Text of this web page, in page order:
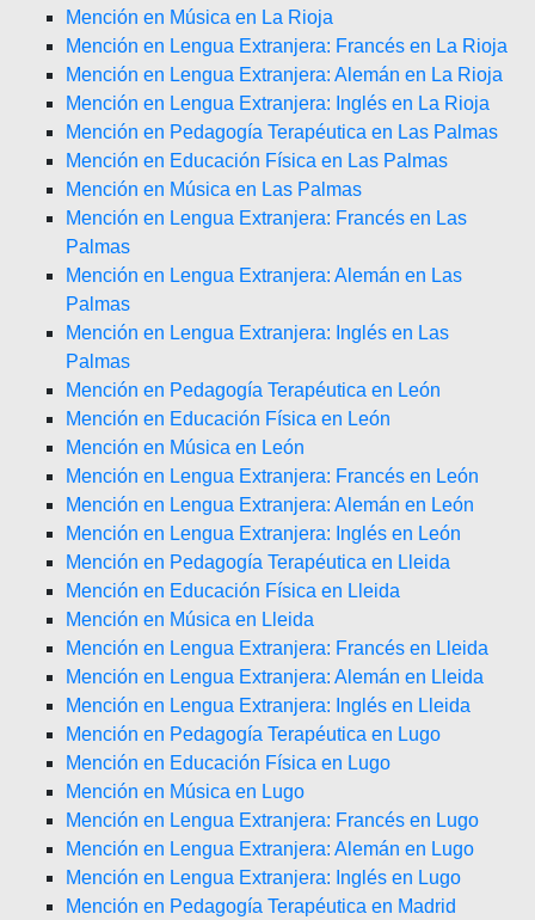
Mención en Música en La Rioja
Mención en Lengua Extranjera: Francés en La Rioja
Mención en Lengua Extranjera: Alemán en La Rioja
Mención en Lengua Extranjera: Inglés en La Rioja
Mención en Pedagogía Terapéutica en Las Palmas
Mención en Educación Física en Las Palmas
Mención en Música en Las Palmas
Mención en Lengua Extranjera: Francés en Las
Palmas
Mención en Lengua Extranjera: Alemán en Las
Palmas
Mención en Lengua Extranjera: Inglés en Las
Palmas
Mención en Pedagogía Terapéutica en León
Mención en Educación Física en León
Mención en Música en León
Mención en Lengua Extranjera: Francés en León
Mención en Lengua Extranjera: Alemán en León
Mención en Lengua Extranjera: Inglés en León
Mención en Pedagogía Terapéutica en Lleida
Mención en Educación Física en Lleida
Mención en Música en Lleida
Mención en Lengua Extranjera: Francés en Lleida
Mención en Lengua Extranjera: Alemán en Lleida
Mención en Lengua Extranjera: Inglés en Lleida
Mención en Pedagogía Terapéutica en Lugo
Mención en Educación Física en Lugo
Mención en Música en Lugo
Mención en Lengua Extranjera: Francés en Lugo
Mención en Lengua Extranjera: Alemán en Lugo
Mención en Lengua Extranjera: Inglés en Lugo
Mención en Pedagogía Terapéutica en Madrid